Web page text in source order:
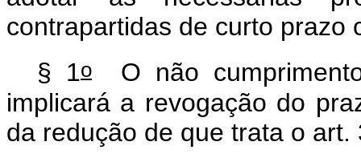
contrapartidas de curto prazo
§ 1o O não
implicará a revogação do
da redução de que trata o art.